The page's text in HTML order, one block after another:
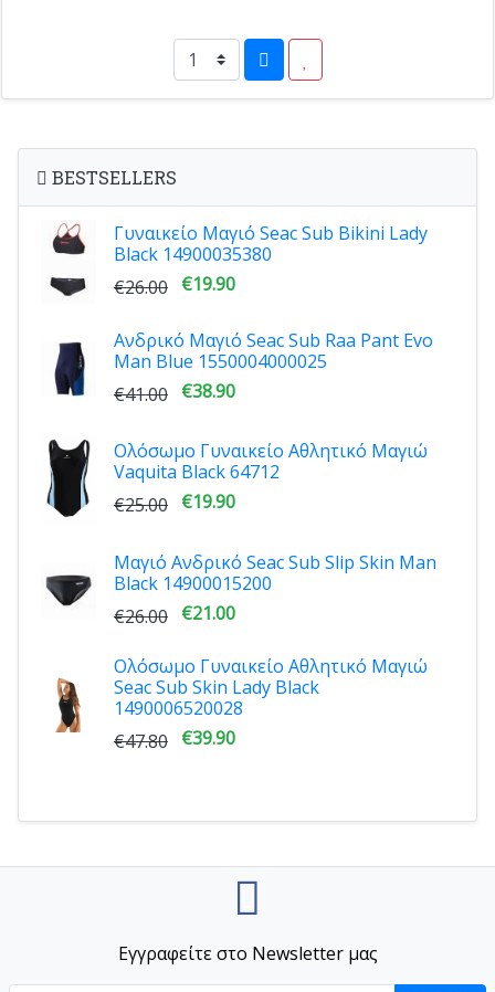
BESTSELLERS
Γυναικείο Μαγιό Seac Sub Bikini Lady
Black 14900035380
€26.00 €19.90
Ανδρικό Μαγιό Seac Sub Raa Pant Evo
Man Blue 1550004000025
€41.00 €38.90
Ολόσωμο Γυναικείο Αθλητικό Μαγιώ
Vaquita Black 64712
€25.00 €19.90
Μαγιό Ανδρικό Seac Sub Slip Skin Man
Black 14900015200
€26.00 €21.00
Ολόσωμο Γυναικείο Αθλητικό Μαγιώ
Seac Sub Skin Lady Black
1490006520028
€47.80 €39.90
Εγγραφείτε στο Newsletter μας